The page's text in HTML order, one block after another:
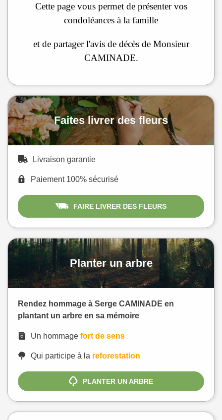
Cette page vous permet de présenter vos
condoléances à la famille
et de partager l'avis de décès de Monsieur
CAMINADE.
Faites livrer des fleurs
Livraison garantie
Paiement 100% sécurisé
FAIRE LIVRER DES FLEURS
Planter un arbre
Rendez hommage à Serge CAMINADE en
plantant un arbre en sa mémoire
Un hommage fort de sens
Qui participe à la reforestation
PLANTER UN ARBRE